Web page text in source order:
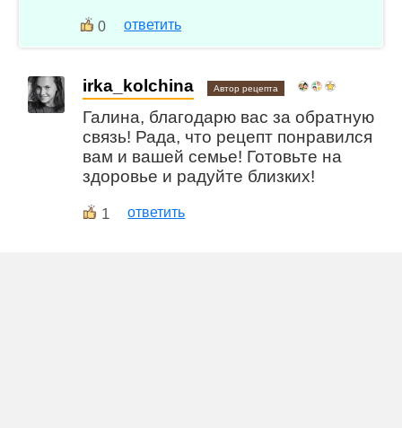
0 ответить
irka_kolchina Автор рецепта
Галина, благодарю вас за обратную
связь! Рада, что рецепт понравился
вам и вашей семье! Готовьте на
здоровье и радуйте близких!
1 ответить